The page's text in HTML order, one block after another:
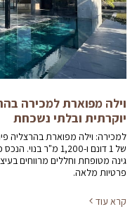
וילה מפוארת למכירה
יוקרתית ובלתי נשכחת
למכירה: וילה מפוארת בהרצליה
גינה מטופחת וחללים מרווחים
פרטיות מלאה.
קרא עוד